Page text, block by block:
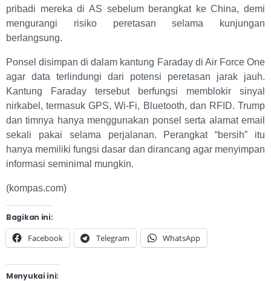
pribadi mereka di AS sebelum berangkat ke China, demi
mengurangi risiko peretasan selama kunjungan
berlangsung.
Ponsel disimpan di dalam kantung Faraday di Air Force One
agar data terlindungi dari potensi peretasan jarak jauh.
Kantung Faraday tersebut berfungsi memblokir sinyal
nirkabel, termasuk GPS, Wi-Fi, Bluetooth, dan RFID. Trump
dan timnya hanya menggunakan ponsel serta alamat email
sekali pakai selama perjalanan. Perangkat “bersih” itu
hanya memiliki fungsi dasar dan dirancang agar menyimpan
informasi seminimal mungkin.
(kompas.com)
Bagikan ini:
Facebook Telegram WhatsApp
Menyukai ini: